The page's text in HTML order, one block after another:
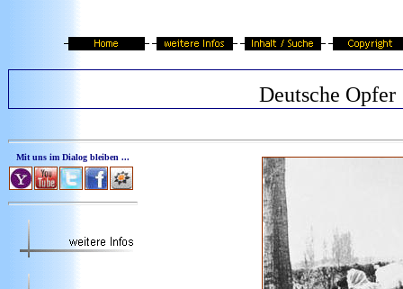
Deutsche Opfer
Mit uns im Dialog bleiben ...